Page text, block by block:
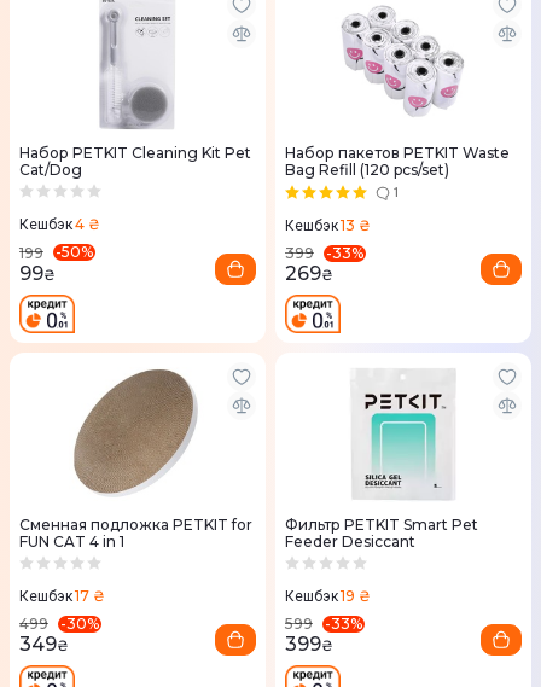
Набор PETKIT Cleaning Kit Pet
Cat/Dog
Кешбэк4 ₴
199
-50%
99₴
Набор пакетов PETKIT Waste
Bag Refill (120 pcs/set)
1
Кешбэк13 ₴
399
-33%
269₴
Сменная подложка PETKIT for
FUN CAT 4 in 1
Кешбэк17 ₴
499
-30%
349₴
Фильтр PETKIT Smart Pet
Feeder Desiccant
Кешбэк19 ₴
599
-33%
399₴